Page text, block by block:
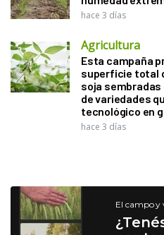
hace 3 días
Agricultura
Esta campaña
superficie total
soja sembradas
de variedades
tecnológico en
hace 3 días
El campo y